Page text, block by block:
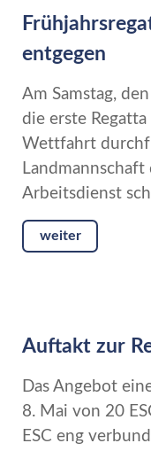
entgegen
Am Samstag,
die erste
Wettfahrt
Arbeitsdienst
weiter
Auftakt zur
Das Angebot
8. Mai von 20
ESC eng